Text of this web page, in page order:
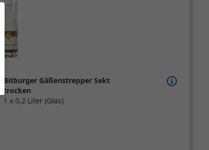
Bitburger Gäßenstrepper Sekt
trocken
1 x 0,2 Liter (Glas)